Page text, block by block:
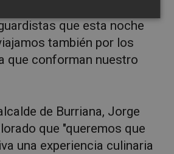
añadido que "a través de
que esta noche
también por los
que conforman nuestro
de Burriana, Jorge
que "queremos que
una experiencia culinaria